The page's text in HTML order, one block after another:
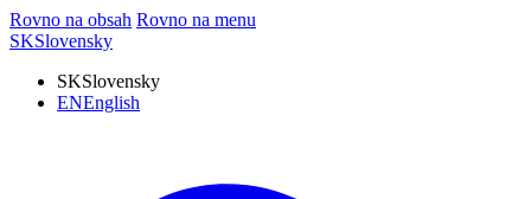
Rovno na obsah Rovno na menu
SKSlovensky
SKSlovensky
ENEnglish